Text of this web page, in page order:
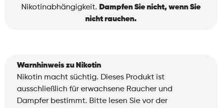
Nikotinabhängigkeit. Dampfen Sie nicht, wenn Sie
nicht rauchen.
Warnhinweis zu Nikotin
Nikotin macht süchtig. Dieses Produkt ist
ausschließlich für erwachsene Raucher und
Dampfer bestimmt. Bitte lesen Sie vor der